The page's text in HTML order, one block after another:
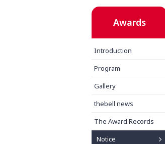
Awards
Introduction
Program
Gallery
thebell news
The Award Records
Notice